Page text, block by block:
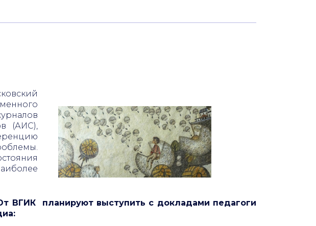
(АИС),
работ
ВГИК планируют выступить с докладами педагоги